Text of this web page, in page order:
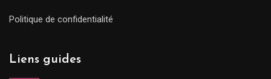
Politique de confidentialité
Liens guides